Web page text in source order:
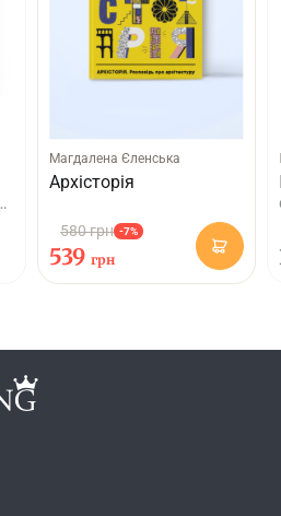
Магдалена Єленська
Архісторія
580 грн -7%
539 грн